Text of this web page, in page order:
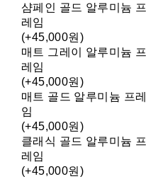
샴페인 골드 알루미늄 프
레임
(+45,000원)
매트 그레이 알루미늄 프
레임
(+45,000원)
매트 골드 알루미늄 프레
임
(+45,000원)
클래식 골드 알루미늄 프
레임
(+45,000원)